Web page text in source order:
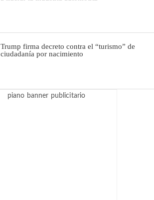
Trump firma decreto contra el “turismo” de
ciudadanía por nacimiento